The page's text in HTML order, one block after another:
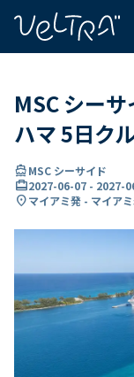
MSC シー
ハマ 5日ク
directions_boatMSC シーサイド
card_travel2027-06-07 - 2027-
location_onマイアミ発 - マイア